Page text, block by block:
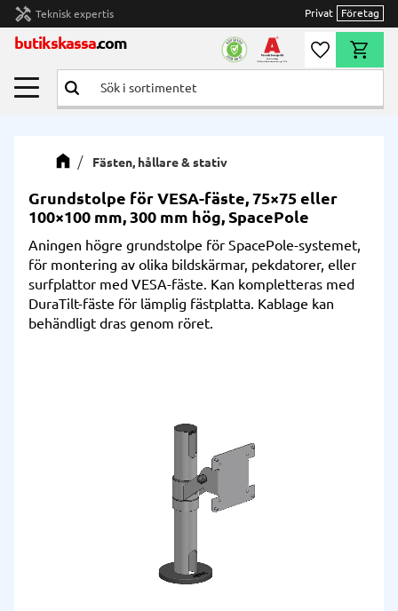
Meny
handyman Teknisk expertis Privat Företag
butikskassa.com Önskelista
Fästen, hållare & stativ
Grundstolpe för VESA-fäste, 75×75 eller
100×100 mm, 300 mm hög, SpacePole
Aningen högre grundstolpe för SpacePole-systemet,
för montering av olika bildskärmar, pekdatorer, eller
surfplattor med VESA-fäste. Kan kompletteras med
DuraTilt-fäste för lämplig fästplatta. Kablage kan
behändligt dras genom röret.